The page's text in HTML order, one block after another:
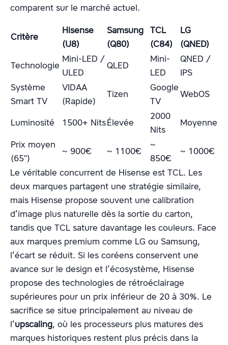
comparent sur le marché actuel.
Critère
Hisense
(U8)
Samsung
(Q80)
TCL
(C84)
LG
(QNED)
Technologie
Mini-LED /
ULED
QLED
Mini-
LED
QNED /
IPS
Système
Smart TV
VIDAA
(Rapide)
Tizen
Google
TV
WebOS
Luminosité 1500+ NitsÉlevée
2000
Nits
Moyenne
Prix moyen
(65″)
~ 900€ ~ 1100€
~
850€
~ 1000€
Le véritable concurrent de Hisense est TCL. Les
deux marques partagent une stratégie similaire,
mais Hisense propose souvent une calibration
d’image plus naturelle dès la sortie du carton,
tandis que TCL sature davantage les couleurs. Face
aux marques premium comme LG ou Samsung,
l’écart se réduit. Si les coréens conservent une
avance sur le design et l’écosystème, Hisense
propose des technologies de rétroéclairage
supérieures pour un prix inférieur de 20 à 30%. Le
sacrifice se situe principalement au niveau de
l’upscaling, où les processeurs plus matures des
marques historiques restent plus précis dans la